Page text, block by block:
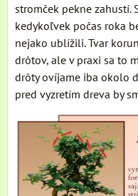
stromček pekne zahustí.
kedykoľvek počas roka
nejako ublížili. Tvar
drôtov, ale v praxi sa to
drôty ovíjame iba okolo
pred vyzretím dreva by